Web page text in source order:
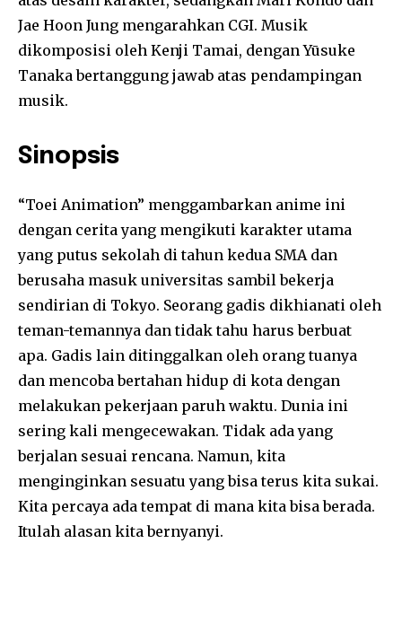
Jae Hoon Jung mengarahkan CGI. Musik
dikomposisi oleh Kenji Tamai, dengan Yūsuke
Tanaka bertanggung jawab atas pendampingan
musik.
Sinopsis
“Toei Animation” menggambarkan anime ini
dengan cerita yang mengikuti karakter utama
yang putus sekolah di tahun kedua SMA dan
berusaha masuk universitas sambil bekerja
sendirian di Tokyo. Seorang gadis dikhianati oleh
teman-temannya dan tidak tahu harus berbuat
apa. Gadis lain ditinggalkan oleh orang tuanya
dan mencoba bertahan hidup di kota dengan
melakukan pekerjaan paruh waktu. Dunia ini
sering kali mengecewakan. Tidak ada yang
berjalan sesuai rencana. Namun, kita
menginginkan sesuatu yang bisa terus kita sukai.
Kita percaya ada tempat di mana kita bisa berada.
Itulah alasan kita bernyanyi.